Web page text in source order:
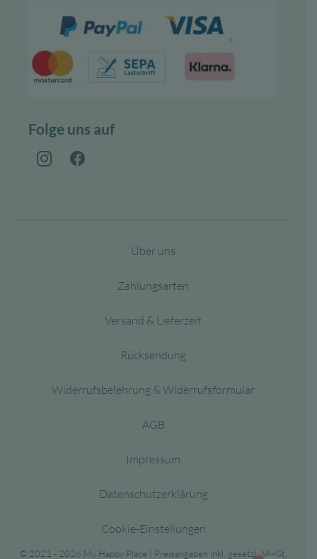
Folge uns auf
Über uns
Zahlungsarten
Versand & Lieferzeit
Rücksendung
Widerrufsbelehrung & Widerrufsformular
AGB
Impressum
Datenschutzerklärung
Cookie-Einstellungen
© 2021 - 2026 My Happy Place | Preisangaben inkl. gesetzl. MwSt.